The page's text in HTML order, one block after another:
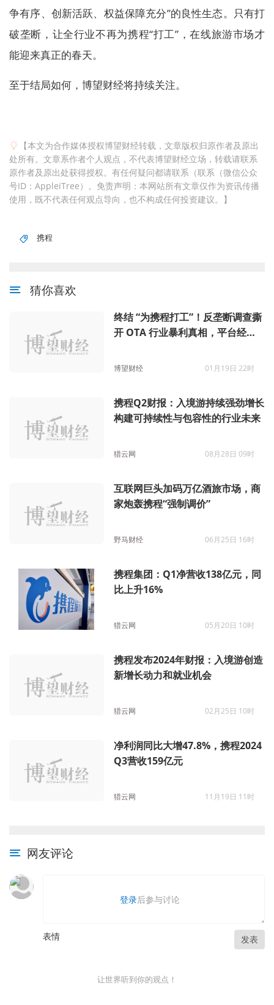
争有序、创新活跃、权益保障充分”的良性生态。只有打
破垄断，让全行业不再为携程“打工”，在线旅游市场才
能迎来真正的春天。
至于结局如何，博望财经将持续关注。
【本文为合作媒体授权博望财经转载，文章版权归原作者及原出
处所有。文章系作者个人观点，不代表博望财经立场，转载请联系
原作者及原出处获得授权。有任何疑问都请联系（联系（微信公众
号ID：AppleiTree）。免责声明：本网站所有文章仅作为资讯传播
使用，既不代表任何观点导向，也不构成任何投资建议。】
携程
猜你喜欢
终结 “为携程打工”！反垄断调查撕
开 OTA 行业暴利真相，平台经济
博望财经 01月19日 22时
携程Q2财报：入境游持续强劲增长
构建可持续性与包容性的行业未来
猎云网 08月28日 09时
互联网巨头加码万亿酒旅市场，商
家炮轰携程“强制调价”
野马财经 06月25日 16时
携程集团：Q1净营收138亿元，同
比上升16%
猎云网 05月20日 10时
携程发布2024年财报：入境游创造
新增长动力和就业机会
猎云网 02月25日 10时
净利润同比大增47.8%，携程2024
Q3营收159亿元
猎云网 11月19日 11时
网友评论
登录后参与讨论
表情 发表
让世界听到你的观点！